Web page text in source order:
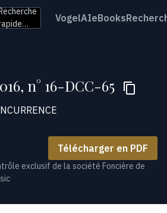
VogelAIeBooks
n° 16-DCC-65
Télécharger en PDF
exclusif de la société Foncière de